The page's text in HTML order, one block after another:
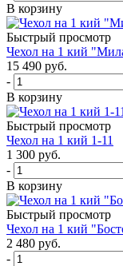
В корзину
Быстрый просмотр
Чехол на 1 кий
15 490 руб.
-
В корзину
Быстрый просмотр
Чехол на 1 кий 1-11
1 300 руб.
-
В корзину
Быстрый просмотр
Чехол на 1 кий
2 480 руб.
-